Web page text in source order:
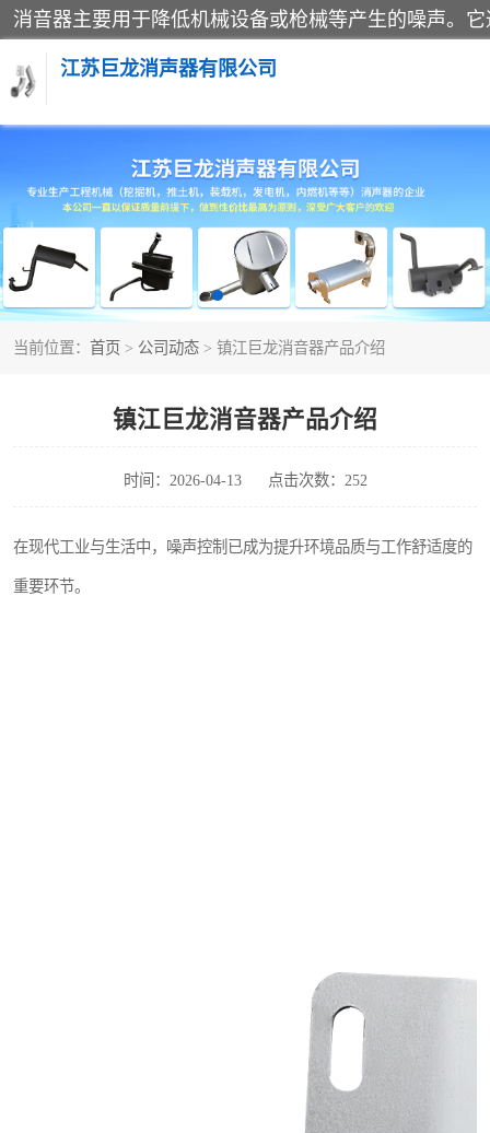
江苏巨龙消声器有限公司
当前位置： 首页 > 公司动态 > 镇江巨龙消音器产品介绍
镇江巨龙消音器产品介绍
时间：2026-04-13 点击次数：252
在现代工业与生活中，噪声控制已成为提升环境品质与工作舒适度的
重要环节。
消声器